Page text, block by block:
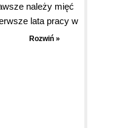
należy mięć
lata pracy w
;) W
na ten
źródło -
sięgnąć po tę
zestawu
Rozwiń »